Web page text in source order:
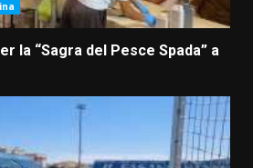
la “Sagra del Pesce Spada” a